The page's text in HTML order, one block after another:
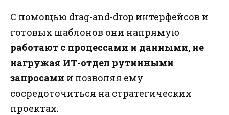
С помощью drag-and-drop интерфейсов и
готовых шаблонов они напрямую
работают с процессами и данными, не
нагружая ИТ-отдел рутинными
запросами и позволяя ему
сосредоточиться на стратегических
проектах.